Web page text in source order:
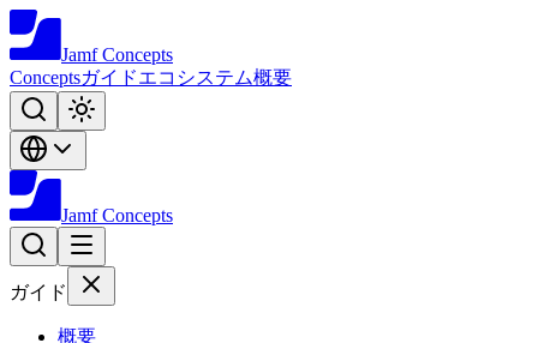
Jamf Concepts
Conceptsガイドエコシステム概要
Jamf Concepts
ガイド
概要